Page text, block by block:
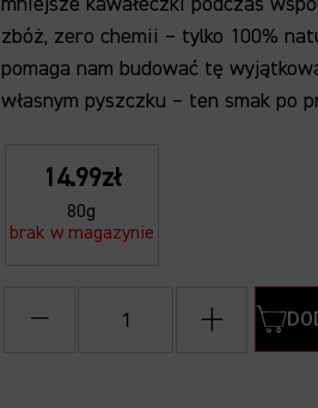
zbóż, zero chemii – tylko 100%
pomaga nam budować tę
własnym pyszczku – ten smak po
14.99zł
80g
brak w magazynie
− +